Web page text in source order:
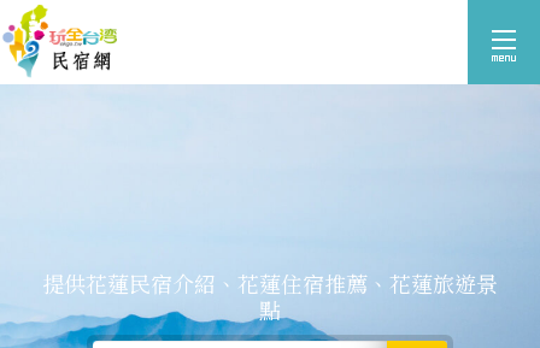
提供花蓮民宿介紹、花蓮住宿推薦、花蓮旅遊景
點